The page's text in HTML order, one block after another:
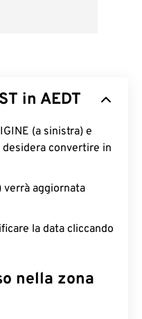
in AEDT
(a sinistra) e
convertire in
verrà aggiornata
la data cliccando
nella zona